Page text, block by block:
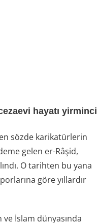
hayatı yirminci
sözde karikatürlerin
gelen er-Râşid,
O tarihten bu yana
göre yıllardır
ve İslam dünyasında